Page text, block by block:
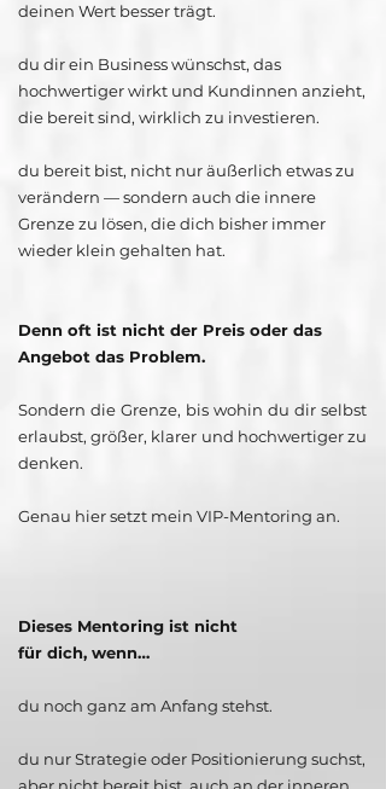
deinen Wert besser trägt.
du dir ein Business wünschst, das
hochwertiger wirkt und Kundinnen anzieht,
die bereit sind, wirklich zu investieren.
du bereit bist, nicht nur äußerlich etwas zu
verändern — sondern auch die innere
Grenze zu lösen, die dich bisher immer
wieder klein gehalten hat.
Denn oft ist nicht der Preis oder das
Angebot das Problem.
Sondern die Grenze, bis wohin du dir selbst
erlaubst, größer, klarer und hochwertiger zu
denken.
Genau hier setzt mein VIP-Mentoring an.
Dieses Mentoring ist nicht
für dich, wenn…
du noch ganz am Anfang stehst.
du nur Strategie oder Positionierung suchst,